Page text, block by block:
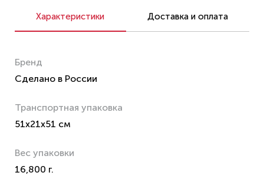
Характеристики Доставка и оплата
Бренд
Сделано в России
Транспортная упаковка
51x21x51 см
Вес упаковки
16,800 г.